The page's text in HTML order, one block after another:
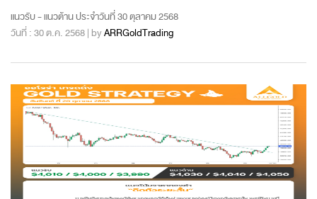
แนวรับ - แนวต้าน ประจำวันที่ 30 ตุลาคม 2568
วันที่ : 30 ต.ค. 2568 | byARRGoldTrading